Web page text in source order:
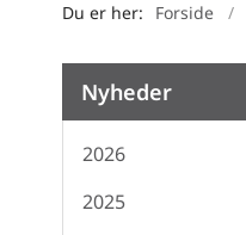
Du er her: Forside
Nyheder
2026
2025